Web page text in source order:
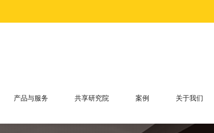
产品与服务 共享研究院 案例 关于我们